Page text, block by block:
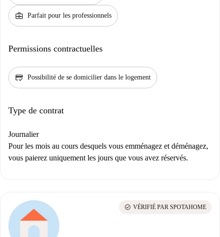
business_center Parfait pour les professionnels
Permissions contractuelles
credit_score Possibilité de se domicilier dans le logement
Type de contrat
Journalier
Pour les mois au cours desquels vous emménagez et déménagez,
vous paierez uniquement les jours que vous avez réservés.
check_circle VÉRIFIÉ PAR SPOTAHOME